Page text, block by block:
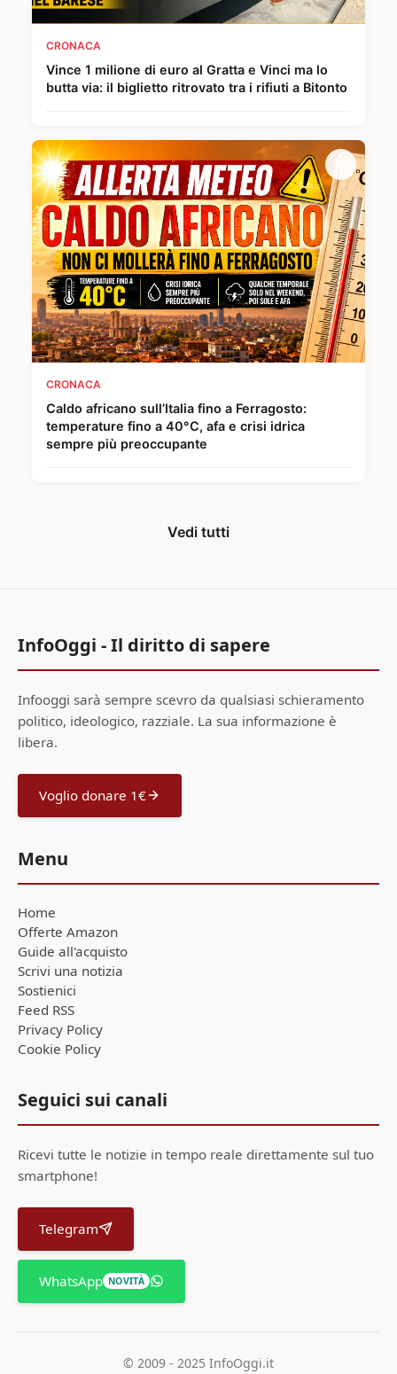
CRONACA
Vince 1 milione di euro al Gratta e Vinci ma lo
butta via: il biglietto ritrovato tra i rifiuti a Bitonto
CRONACA
Caldo africano sull’Italia fino a Ferragosto:
temperature fino a 40°C, afa e crisi idrica
sempre più preoccupante
Vedi tutti
InfoOggi - Il diritto di sapere
Infooggi sarà sempre scevro da qualsiasi schieramento
politico, ideologico, razziale. La sua informazione è
libera.
Voglio donare 1€
Menu
Home
Offerte Amazon
Guide all'acquisto
Scrivi una notizia
Sostienici
Feed RSS
Privacy Policy
Cookie Policy
Seguici sui canali
Ricevi tutte le notizie in tempo reale direttamente sul tuo
smartphone!
Telegram
WhatsApp NOVITÀ
© 2009 - 2025 InfoOggi.it